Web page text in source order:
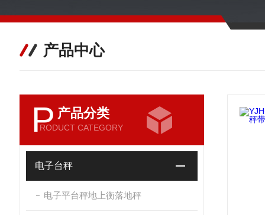
产品中心
P 产品分类
RODUCT CATEGORY
电子台秤
电子平台秤地上衡落地秤